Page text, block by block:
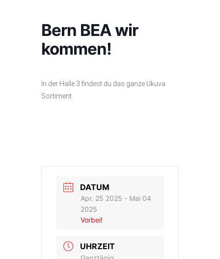
Bern BEA wir
kommen!
In der Halle 3 findest du das ganze Ukuva
Sortiment
DATUM
Apr. 25 2025 - Mai 04
2025
Vorbei!
UHRZEIT